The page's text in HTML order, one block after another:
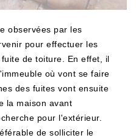
observées par les
pour effectuer les
de toiture. En effet, il
où vont se faire
des fuites vont ensuite
la maison avant
pour l'extérieur.
de solliciter le